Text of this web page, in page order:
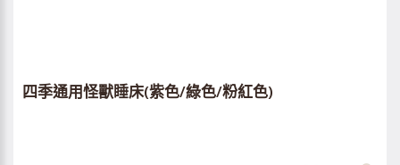
四季通用怪獸睡床(紫色/綠色/粉紅色)